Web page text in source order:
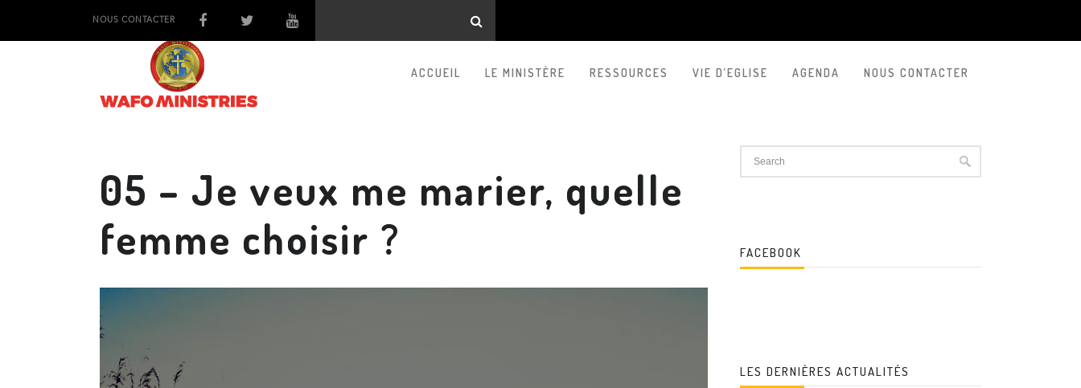
NOUS CONTACTER
ACCUEIL LE MINISTÈRE RESSOURCES VIE D’EGLISE AGENDA NOUS CONTACTER
05 – Je veux me marier, quelle
femme choisir ?
FACEBOOK
LES DERNIÈRES ACTUALITÉS